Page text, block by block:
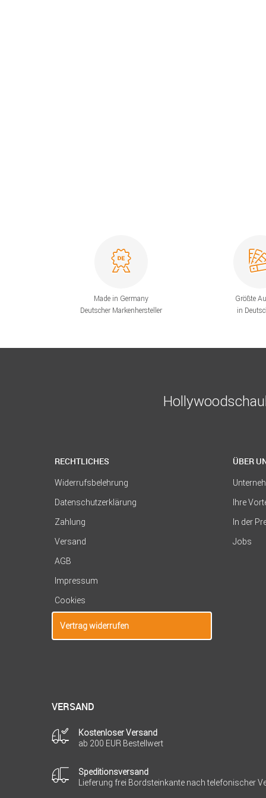
Made in Germany
Deutscher Markenhersteller
Größte
in
RECHTLICHES
Widerrufsbelehrung
Datenschutzerklärung
Zahlung
Versand
AGB
Impressum
Cookies
Vertrag widerrufen
ÜBER
Ihre
In der
Jobs
VERSAND
Kostenloser Versand
ab 200 EUR Bestellwert
Speditionsversand
Lieferung frei Bordsteinkante nach telefonischer